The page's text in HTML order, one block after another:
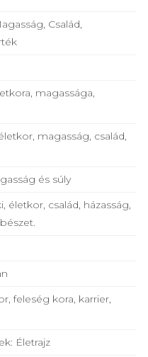
Család,
magassága,
magasság, család,
és súly
életkor, család, házasság,
feleség kora, karrier,
Életrajz